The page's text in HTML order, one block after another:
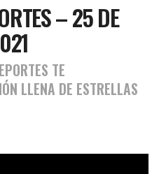
– 25 DE
TE
LLENA DE ESTRELLAS